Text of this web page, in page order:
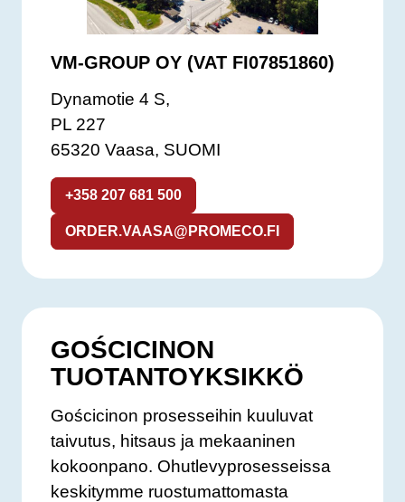
VM-GROUP OY (VAT FI07851860)
Dynamotie 4 S,
PL 227
65320 Vaasa, SUOMI
+358 207 681 500
ORDER.VAASA@PROMECO.FI
GOŚCICINON
TUOTANTOYKSIKKÖ
Gościcinon prosesseihin kuuluvat
taivutus, hitsaus ja mekaaninen
kokoonpano. Ohutlevyprosesseissa
keskitymme ruostumattomasta